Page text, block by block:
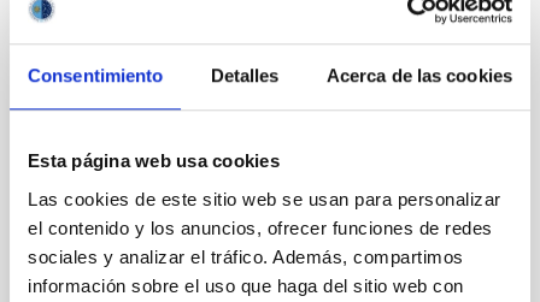
Consentimiento Detalles Acerca de las cookies
Esta página web usa cookies
Las cookies de este sitio web se usan para personalizar
el contenido y los anuncios, ofrecer funciones de redes
sociales y analizar el tráfico. Además, compartimos
información sobre el uso que haga del sitio web con
planteamiento, el problema del
calentamiento de la corona
basa en mecanismos de
disipación de energía de ondas
magnéticas. Actualmente,
diversos modelos teóricos
lineales y no lineales han sido
propuestos. La puesta en